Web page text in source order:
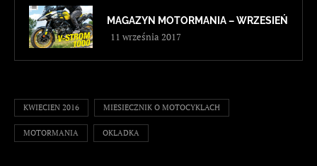
MAGAZYN MOTORMANIA – WRZESIEŃ
11 września 2017
KWIECIEN 2016 MIESIECZNIK O MOTOCYKLACH
MOTORMANIA OKLADKA